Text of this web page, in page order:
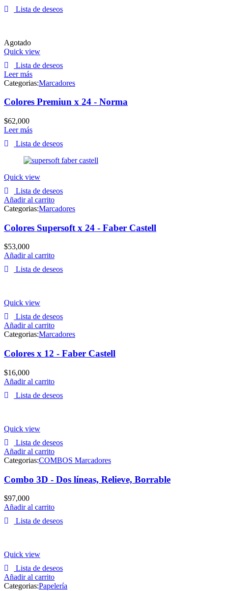
Lista de deseos
Agotado
Quick view
Lista de deseos
Leer más
Categorias:Marcadores
Colores Premiun x 24 - Norma
$62,000
Leer más
Lista de deseos
Quick view
Lista de deseos
Añadir al carrito
Categorias:Marcadores
Colores Supersoft x 24 - Faber Castell
$53,000
Añadir al carrito
Lista de deseos
Quick view
Lista de deseos
Añadir al carrito
Categorias:Marcadores
Colores x 12 - Faber Castell
$16,000
Añadir al carrito
Lista de deseos
Quick view
Lista de deseos
Añadir al carrito
Categorias:COMBOS Marcadores
Combo 3D - Dos líneas, Relieve, Borrable
$97,000
Añadir al carrito
Lista de deseos
Quick view
Lista de deseos
Añadir al carrito
Categorias:Papelería